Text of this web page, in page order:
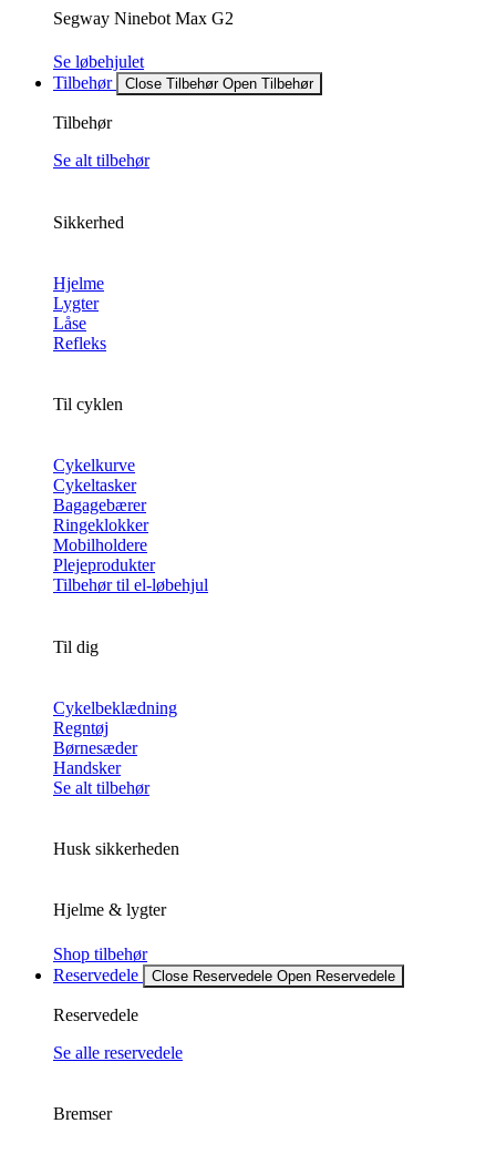
Segway Ninebot Max G2
Se løbehjulet
Tilbehør
Close Tilbehør Open Tilbehør
Tilbehør
Se alt tilbehør
Sikkerhed
Hjelme
Lygter
Låse
Refleks
Til cyklen
Cykelkurve
Cykeltasker
Bagagebærer
Ringeklokker
Mobilholdere
Plejeprodukter
Tilbehør til el-løbehjul
Til dig
Cykelbeklædning
Regntøj
Børnesæder
Handsker
Se alt tilbehør
Husk sikkerheden
Hjelme & lygter
Shop tilbehør
Reservedele
Close Reservedele Open Reservedele
Reservedele
Se alle reservedele
Bremser